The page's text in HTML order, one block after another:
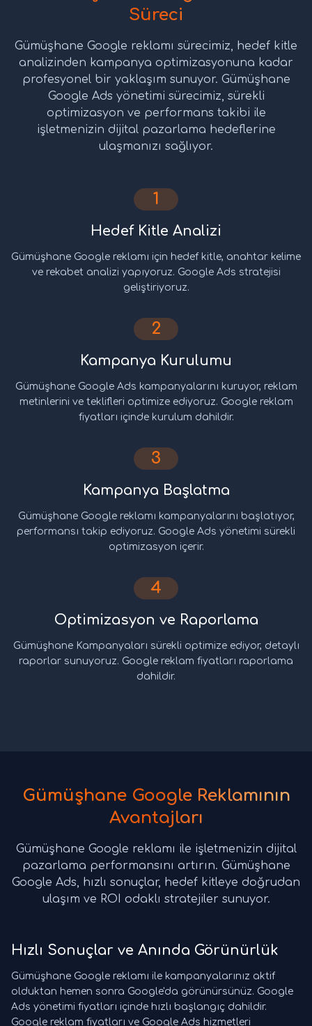
Süreci
Gümüşhane Google reklamı sürecimiz, hedef kitle
analizinden kampanya optimizasyonuna kadar
profesyonel bir yaklaşım sunuyor. Gümüşhane
Google Ads yönetimi sürecimiz, sürekli
optimizasyon ve performans takibi ile
işletmenizin dijital pazarlama hedeflerine
ulaşmanızı sağlıyor.
1
Hedef Kitle Analizi
Gümüşhane Google reklamı için hedef kitle, anahtar kelime
ve rekabet analizi yapıyoruz. Google Ads stratejisi
geliştiriyoruz.
2
Kampanya Kurulumu
Gümüşhane Google Ads kampanyalarını kuruyor, reklam
metinlerini ve teklifleri optimize ediyoruz. Google reklam
fiyatları içinde kurulum dahildir.
3
Kampanya Başlatma
Gümüşhane Google reklamı kampanyalarını başlatıyor,
performansı takip ediyoruz. Google Ads yönetimi sürekli
optimizasyon içerir.
4
Optimizasyon ve Raporlama
Gümüşhane Kampanyaları sürekli optimize ediyor, detaylı
raporlar sunuyoruz. Google reklam fiyatları raporlama
dahildir.
Gümüşhane Google Reklamının
Avantajları
Gümüşhane Google reklamı ile işletmenizin dijital
pazarlama performansını artırın. Gümüşhane
Google Ads, hızlı sonuçlar, hedef kitleye doğrudan
ulaşım ve ROI odaklı stratejiler sunuyor.
Hızlı Sonuçlar ve Anında Görünürlük
Gümüşhane Google reklamı ile kampanyalarınız aktif
olduktan hemen sonra Google'da görünürsünüz. Google
Ads yönetimi fiyatları içinde hızlı başlangıç dahildir.
Google reklam fiyatları ve Google Ads hizmetleri